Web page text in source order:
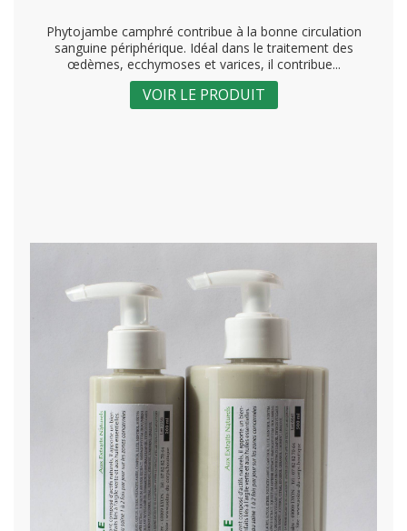
Phytojambe camphré contribue à la bonne circulation
sanguine périphérique. Idéal dans le traitement des
œdèmes, ecchymoses et varices, il contribue...
VOIR LE PRODUIT